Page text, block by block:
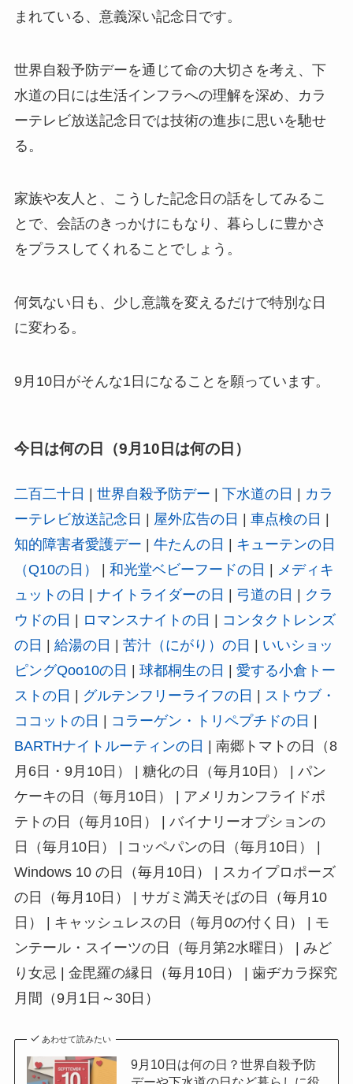
まれている、意義深い記念日です。
世界自殺予防デーを通じて命の大切さを考え、下
水道の日には生活インフラへの理解を深め、カラ
ーテレビ放送記念日では技術の進歩に思いを馳せ
る。
家族や友人と、こうした記念日の話をしてみるこ
とで、会話のきっかけにもなり、暮らしに豊かさ
をプラスしてくれることでしょう。
何気ない日も、少し意識を変えるだけで特別な日
に変わる。
9月10日がそんな1日になることを願っています。
今日は何の日（9月10日は何の日）
二百二十日 | 世界自殺予防デー | 下水道の日 | カラ
ーテレビ放送記念日 | 屋外広告の日 | 車点検の日 |
知的障害者愛護デー | 牛たんの日 | キューテンの日
（Q10の日）
| 和光堂ベビーフードの日 | メディキ
ュットの日 | ナイトライダーの日 | 弓道の日 | クラ
ウドの日 | ロマンスナイトの日 | コンタクトレンズ
の日 | 給湯の日 | 苦汁（にがり）の日 | いいショッ
ピングQoo10の日 | 球都桐生の日 | 愛する小倉トー
ストの日 | グルテンフリーライフの日 | ストウブ・
ココットの日 | コラーゲン・トリペプチドの日 |
BARTHナイトルーティンの日 | 南郷トマトの日（8
月6日・9月10日） | 糖化の日（毎月10日） | パン
ケーキの日（毎月10日） | アメリカンフライドポ
テトの日（毎月10日） | バイナリーオプションの
日（毎月10日） | コッペパンの日（毎月10日） |
Windows 10 の日（毎月10日） | スカイプロポーズ
の日（毎月10日） | サガミ満天そばの日（毎月10
日） | キャッシュレスの日（毎月0の付く日） | モ
ンテール・スイーツの日（毎月第2水曜日） | みど
り女忌 | 金毘羅の縁日（毎月10日） | 歯ヂカラ探究
月間（9月1日～30日）
あわせて読みたい
9月10日は何の日？世界自殺予防